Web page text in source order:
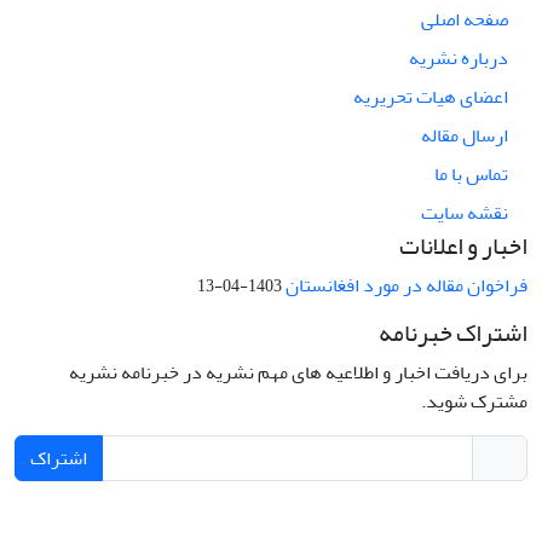
صفحه اصلی
درباره نشریه
اعضای هیات تحریریه
ارسال مقاله
تماس با ما
نقشه سایت
اخبار و اعلانات
فراخوان مقاله در مورد افغانستان1403-04-13
اشتراک خبرنامه
برای دریافت اخبار و اطلاعیه های مهم نشریه در خبرنامه نشریه
مشترک شوید.
اشتراک